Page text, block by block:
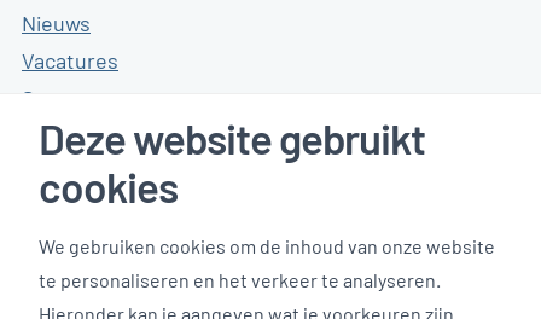
Nieuws
Vacatures
Stages
Online tools
Klanten reviews
Deze website gebruikt
cookies
We gebruiken cookies om de inhoud van onze website
te personaliseren en het verkeer te analyseren.
Hieronder kan je aangeven wat je voorkeuren zijn.